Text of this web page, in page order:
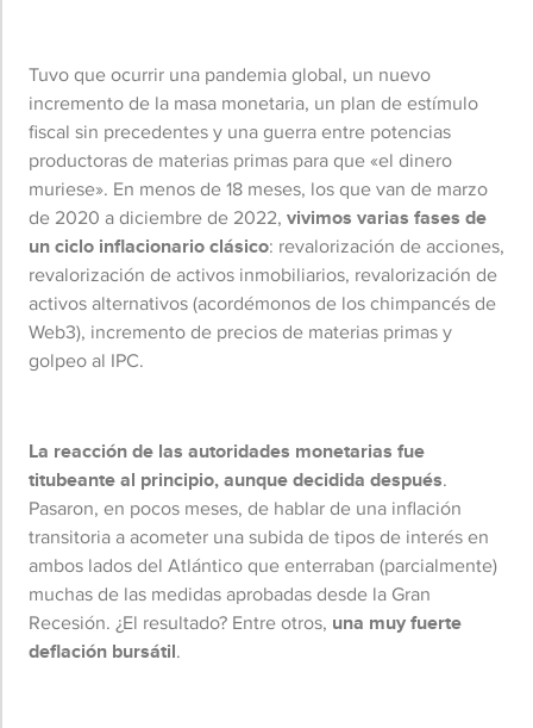
Tuvo que ocurrir una pandemia global, un nuevo
incremento de la masa monetaria, un plan de estímulo
fiscal sin precedentes y una guerra entre potencias
productoras de materias primas para que «el dinero
muriese». En menos de 18 meses, los que van de marzo
de 2020 a diciembre de 2022, vivimos varias fases de
un ciclo inflacionario clásico: revalorización de acciones,
revalorización de activos inmobiliarios, revalorización de
activos alternativos (acordémonos de los chimpancés de
Web3), incremento de precios de materias primas y
golpeo al IPC.
La reacción de las autoridades monetarias fue
titubeante al principio, aunque decidida después.
Pasaron, en pocos meses, de hablar de una inflación
transitoria a acometer una subida de tipos de interés en
ambos lados del Atlántico que enterraban (parcialmente)
muchas de las medidas aprobadas desde la Gran
Recesión. ¿El resultado? Entre otros, una muy fuerte
deflación bursátil.